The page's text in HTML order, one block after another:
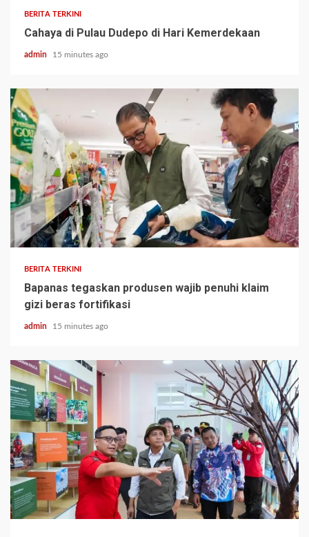
BERITA TERKINI
Cahaya di Pulau Dudepo di Hari Kemerdekaan
admin 15 minutes ago
BERITA TERKINI
Bapanas tegaskan produsen wajib penuhi klaim
gizi beras fortifikasi
admin 15 minutes ago